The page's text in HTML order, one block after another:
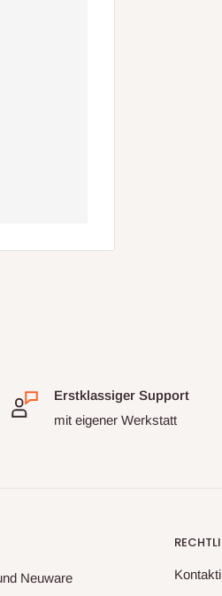
Erstklassiger Support
mit eigener Werkstatt
Neuware